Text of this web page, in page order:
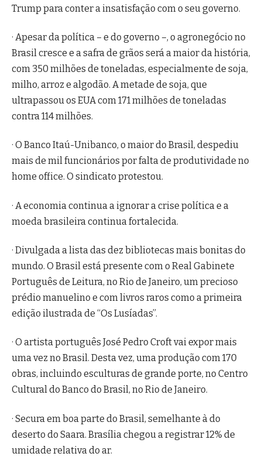
Trump para conter a insatisfação com o seu governo.
· Apesar da política – e do governo –, o agronegócio no
Brasil cresce e a safra de grãos será a maior da história,
com 350 milhões de toneladas, especialmente de soja,
milho, arroz e algodão. A metade de soja, que
ultrapassou os EUA com 171 milhões de toneladas
contra 114 milhões.
· O Banco Itaú-Unibanco, o maior do Brasil, despediu
mais de mil funcionários por falta de produtividade no
home office. O sindicato protestou.
· A economia continua a ignorar a crise política e a
moeda brasileira continua fortalecida.
· Divulgada a lista das dez bibliotecas mais bonitas do
mundo. O Brasil está presente com o Real Gabinete
Português de Leitura, no Rio de Janeiro, um precioso
prédio manuelino e com livros raros como a primeira
edição ilustrada de “Os Lusíadas”.
· O artista português José Pedro Croft vai expor mais
uma vez no Brasil. Desta vez, uma produção com 170
obras, incluindo esculturas de grande porte, no Centro
Cultural do Banco do Brasil, no Rio de Janeiro.
· Secura em boa parte do Brasil, semelhante à do
deserto do Saara. Brasília chegou a registrar 12% de
umidade relativa do ar.